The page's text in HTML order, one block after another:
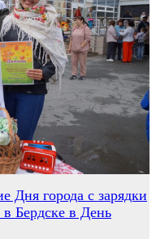
Дня города с зарядки
Бердске в День